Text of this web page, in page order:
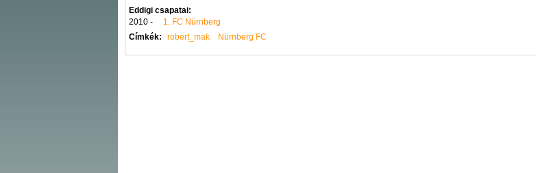
Eddigi csapatai:
2010 -
1. FC Nürnberg
Címkék:
robert_mak Nürnberg FC